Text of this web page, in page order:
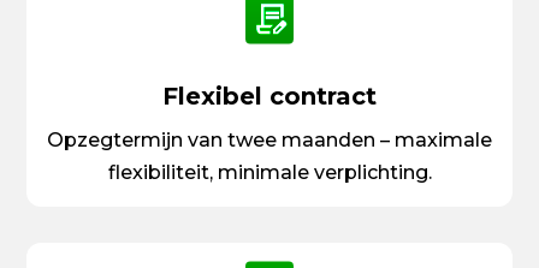
Flexibel contract
Opzegtermijn van twee maanden – maximale
flexibiliteit, minimale verplichting.